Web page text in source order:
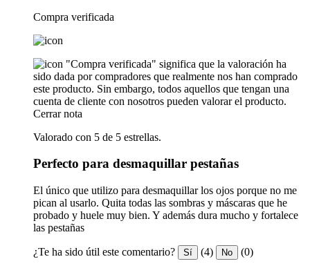
Compra verificada
"Compra verificada" significa que la valoración ha
sido dada por compradores que realmente nos han comprado
este producto. Sin embargo, todos aquellos que tengan una
cuenta de cliente con nosotros pueden valorar el producto.
Cerrar nota
Valorado con 5 de 5 estrellas.
Perfecto para desmaquillar pestañas
El único que utilizo para desmaquillar los ojos porque no me
pican al usarlo. Quita todas las sombras y máscaras que he
probado y huele muy bien. Y además dura mucho y fortalece
las pestañas
¿Te ha sido útil este comentario? Sí (4) No (0)